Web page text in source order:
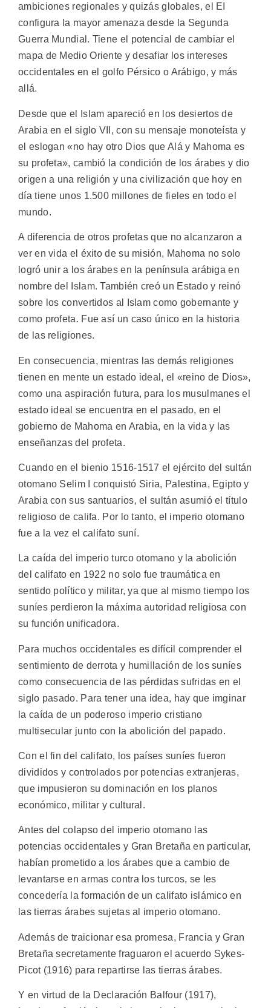
ambiciones regionales y quizás globales, el EI
configura la mayor amenaza desde la Segunda
Guerra Mundial. Tiene el potencial de cambiar el
mapa de Medio Oriente y desafiar los intereses
occidentales en el golfo Pérsico o Arábigo, y más
allá.
Desde que el Islam apareció en los desiertos de
Arabia en el siglo VII, con su mensaje monoteísta y
el eslogan «no hay otro Dios que Alá y Mahoma es
su profeta», cambió la condición de los árabes y dio
origen a una religión y una civilización que hoy en
día tiene unos 1.500 millones de fieles en todo el
mundo.
A diferencia de otros profetas que no alcanzaron a
ver en vida el éxito de su misión, Mahoma no solo
logró unir a los árabes en la península arábiga en
nombre del Islam. También creó un Estado y reinó
sobre los convertidos al Islam como gobernante y
como profeta. Fue así un caso único en la historia
de las religiones.
En consecuencia, mientras las demás religiones
tienen en mente un estado ideal, el «reino de Dios»,
como una aspiración futura, para los musulmanes el
estado ideal se encuentra en el pasado, en el
gobierno de Mahoma en Arabia, en la vida y las
enseñanzas del profeta.
Cuando en el bienio 1516-1517 el ejército del sultán
otomano Selim I conquistó Siria, Palestina, Egipto y
Arabia con sus santuarios, el sultán asumió el título
religioso de califa. Por lo tanto, el imperio otomano
fue a la vez el califato suní.
La caída del imperio turco otomano y la abolición
del califato en 1922 no solo fue traumática en
sentido político y militar, ya que al mismo tiempo los
suníes perdieron la máxima autoridad religiosa con
su función unificadora.
Para muchos occidentales es difícil comprender el
sentimiento de derrota y humillación de los suníes
como consecuencia de las pérdidas sufridas en el
siglo pasado. Para tener una idea, hay que imginar
la caída de un poderoso imperio cristiano
multisecular junto con la abolición del papado.
Con el fin del califato, los países suníes fueron
divididos y controlados por potencias extranjeras,
que impusieron su dominación en los planos
económico, militar y cultural.
Antes del colapso del imperio otomano las
potencias occidentales y Gran Bretaña en particular,
habían prometido a los árabes que a cambio de
levantarse en armas contra los turcos, se les
concedería la formación de un califato islámico en
las tierras árabes sujetas al imperio otomano.
Además de traicionar esa promesa, Francia y Gran
Bretaña secretamente fraguaron el acuerdo Sykes-
Picot (1916) para repartirse las tierras árabes.
Y en virtud de la Declaración Balfour (1917),